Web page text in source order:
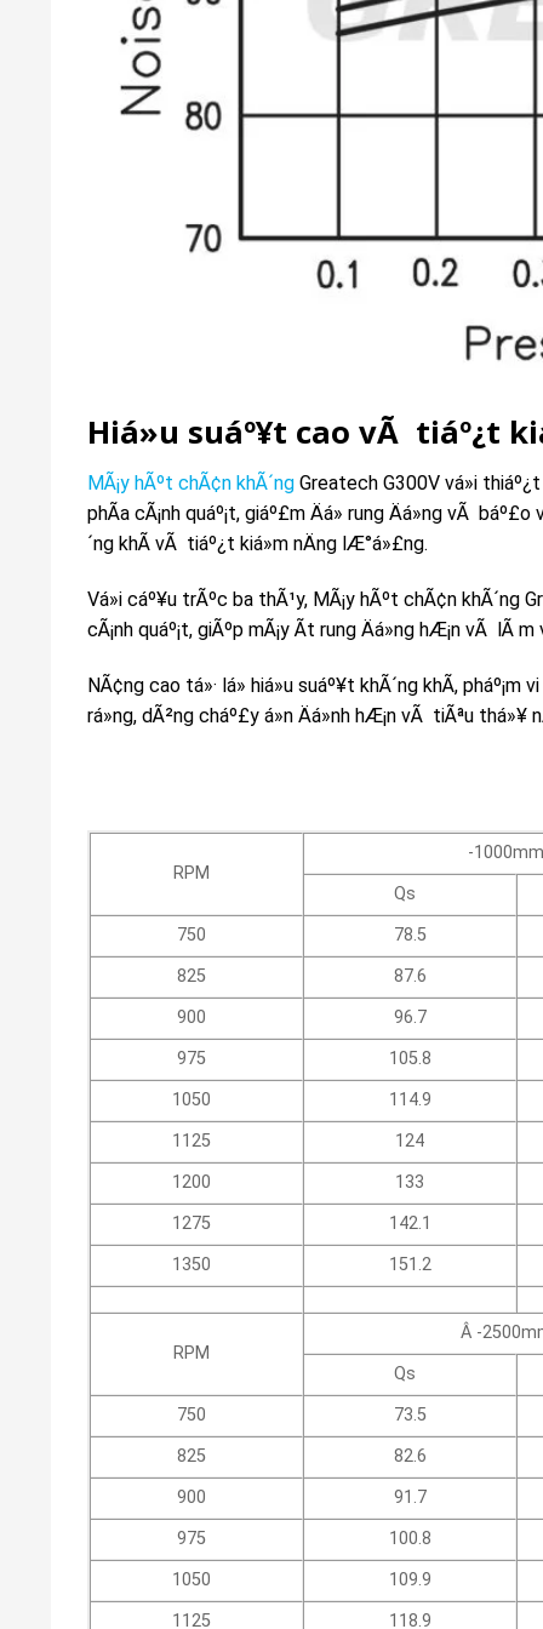
Hiá»u suáº¥t cao vÃ tiáº¿t
MÃ¡y hÃºt chÃ¢n khÃ´ng Greatech G300V vá»i
phÃ­a cÃ¡nh quáº¡t, giáº£m Äá» rung Äá»ng vÃ báº£o
´ng khÃ­ vÃ tiáº¿t kiá»m nÄng lÆ°á»£ng.
Vá»i cáº¥u trÃºc ba thÃ¹y, MÃ¡y hÃºt chÃ¢n khÃ´ng
cÃ¡nh quáº¡t, giÃºp mÃ¡y Ã­t rung Äá»ng hÆ¡n vÃ lÃ m
NÃ¢ng cao tá»· lá» hiá»u suáº¥t khÃ´ng khÃ­,
rá»ng, dÃ²ng cháº£y á»n Äá»nh hÆ¡n vÃ tiÃªu
RPM
-
Qs
750
78.5
825
87.6
900
96.7
975
105.8
1050
114.9
1125
124
1200
133
1275
142.1
1350
151.2
RPM
Â -
Qs
750
73.5
825
82.6
900
91.7
975
100.8
1050
109.9
1125
118.9